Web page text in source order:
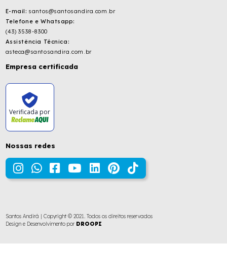
E-mail: santos@santosandira.com.br
Telefone e Whatsapp:
(43) 3538-8300
Assistência Técnica:
asteca@santosandira.com.br
Empresa certificada
Verificada por
Nossas redes
Santos Andirá | Copyright © 2021. Todos os direitos reservados
Design e Desenvolvimento por DROOPI